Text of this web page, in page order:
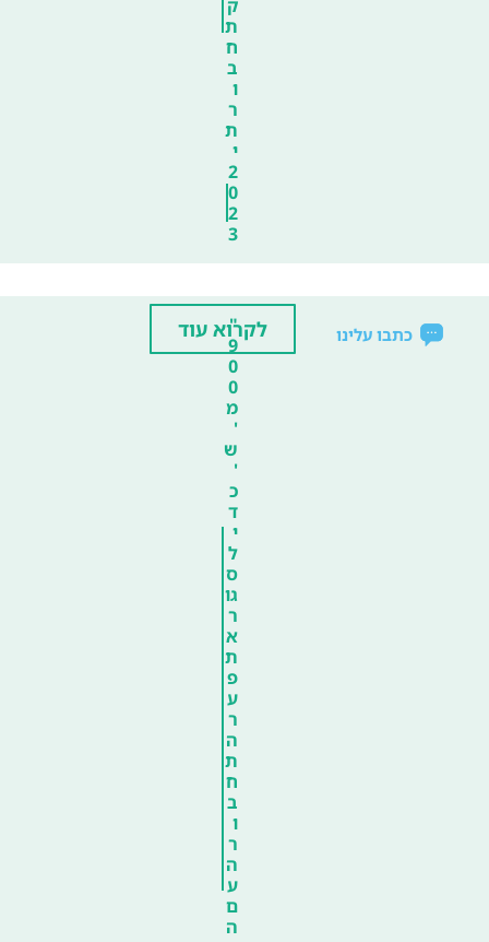
ק
ת
ח
ב
ו
ר
ת
י
2
0
2
3
כתבו עלינו
"
9
0
0
מ
'
ש
'
כ
ד
י
ל
ס
גו
ר
א
ת
פ
ע
ר
ה
ת
ח
ב
ו
ר
ה
ע
ם
ה
לקרוא עוד